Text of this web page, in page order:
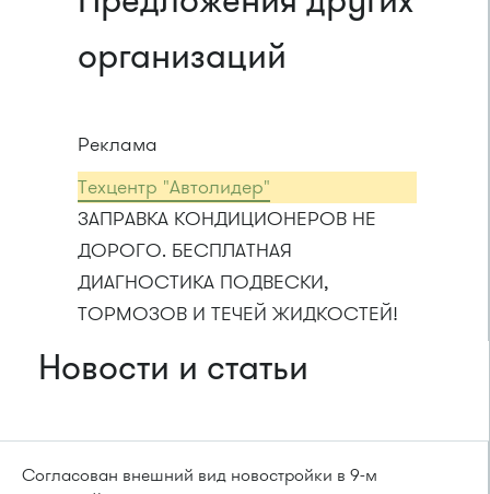
организаций
Реклама
Техцентр "Автолидер"
ЗАПРАВКА КОНДИЦИОНЕРОВ НЕ
ДОРОГО. БЕСПЛАТНАЯ
ДИАГНОСТИКА ПОДВЕСКИ,
ТОРМОЗОВ И ТЕЧЕЙ ЖИДКОСТЕЙ!
Новости и статьи
Согласован внешний вид новостройки в 9-м